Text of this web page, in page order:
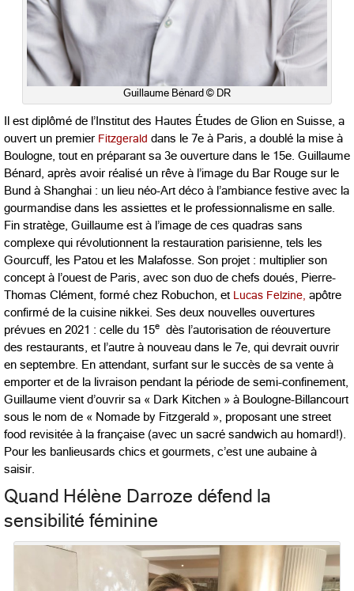
Guillaume Bénard © DR
Il est diplômé de l’Institut des Hautes Études de Glion en Suisse, a
ouvert un premier Fitzgerald dans le 7e à Paris, a doublé la mise à
Boulogne, tout en préparant sa 3e ouverture dans le 15e. Guillaume
Bénard, après avoir réalisé un rêve à l’image du Bar Rouge sur le
Bund à Shanghai : un lieu néo-Art déco à l’ambiance festive avec la
gourmandise dans les assiettes et le professionnalisme en salle.
Fin stratège, Guillaume est à l’image de ces quadras sans
complexe qui révolutionnent la restauration parisienne, tels les
Gourcuff, les Patou et les Malafosse. Son projet : multiplier son
concept à l’ouest de Paris, avec son duo de chefs doués, Pierre-
Thomas Clément, formé chez Robuchon, et Lucas Felzine, apôtre
confirmé de la cuisine nikkei. Ses deux nouvelles ouvertures
prévues en 2021 : celle du 15e
dès l’autorisation de réouverture
des restaurants, et l’autre à nouveau dans le 7e, qui devrait ouvrir
en septembre. En attendant, surfant sur le succès de sa vente à
emporter et de la livraison pendant la période de semi-confinement,
Guillaume vient d’ouvrir sa « Dark Kitchen » à Boulogne-Billancourt
sous le nom de « Nomade by Fitzgerald », proposant une street
food revisitée à la française (avec un sacré sandwich au homard!).
Pour les banlieusards chics et gourmets, c’est une aubaine à
saisir.
Quand Hélène Darroze défend la
sensibilité féminine